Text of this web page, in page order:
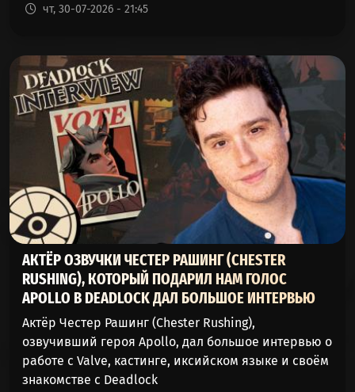
чт, 30-07-2026 - 21:45
АКТЁР ОЗВУЧКИ ЧЕСТЕР РАШИНГ (CHESTER
RUSHING), КОТОРЫЙ ПОДАРИЛ НАМ ГОЛОС
APOLLO В DEADLOCK ДАЛ БОЛЬШОЕ ИНТЕРВЬЮ
Актёр Честер Рашинг (Chester Rushing),
озвучивший героя Apollo, дал большое интервью о
работе с Valve, кастинге, иксийском языке и своём
знакомстве с Deadlock